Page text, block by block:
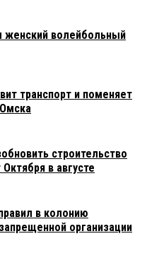
женский волейбольный
транспорт и поменяет
строительство
в августе
в колонию
организации